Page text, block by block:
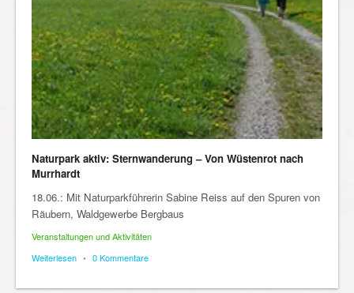
Naturpark aktiv: Sternwanderung – Von Wüstenrot nach
Murrhardt
18.06.: Mit Naturparkführerin Sabine Reiss auf den Spuren von
Räubern, Waldgewerbe Bergbaus
Veranstaltungen und Aktivitäten
Weiterlesen • 0 Kommentare